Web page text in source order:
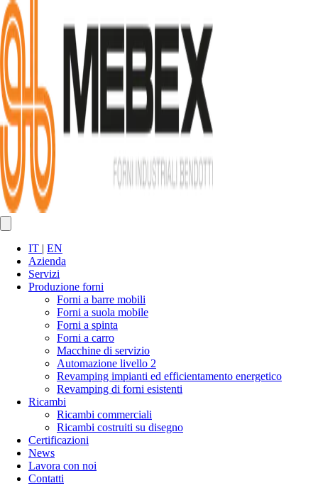
IT | EN
Azienda
Servizi
Produzione forni
Forni a barre mobili
Forni a suola mobile
Forni a spinta
Forni a carro
Macchine di servizio
Automazione livello 2
Revamping impianti ed efficientamento energetico
Revamping di forni esistenti
Ricambi
Ricambi commerciali
Ricambi costruiti su disegno
Certificazioni
News
Lavora con noi
Contatti